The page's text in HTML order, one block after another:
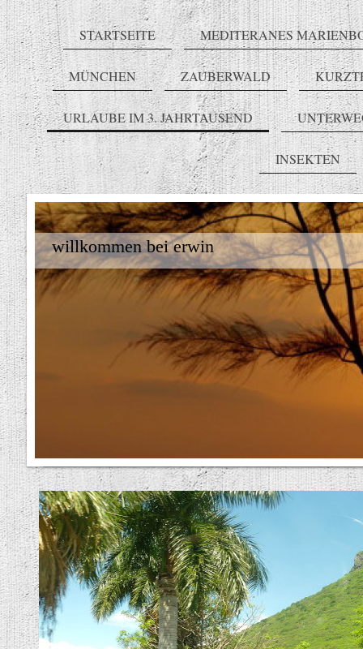
STARTSEITE MEDITERANES
MÜNCHEN ZAUBERWALD
URLAUBE IM 3. JAHRTAUSEND
INSEKTEN
willkommen bei erwin